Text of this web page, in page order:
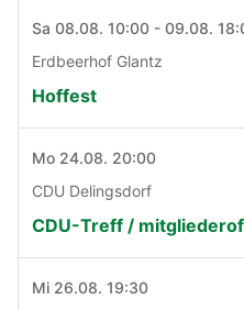
Sa 08.08. 10:00 - 09.08.
Erdbeerhof Glantz
Hoffest
Mo 24.08. 20:00
CDU Delingsdorf
CDU-Treff /
Mi 26.08. 19:30